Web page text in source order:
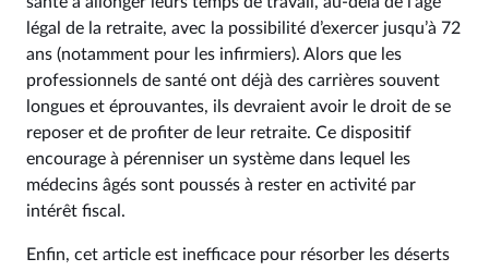
légal de la retraite, avec la possibilité d’exercer jusqu’à 72
ans (notamment pour les infirmiers). Alors que les
professionnels de santé ont déjà des carrières souvent
longues et éprouvantes, ils devraient avoir le droit de se
reposer et de profiter de leur retraite. Ce dispositif
encourage à pérenniser un système dans lequel les
médecins âgés sont poussés à rester en activité par
intérêt fiscal.
Enfin, cet article est inefficace pour résorber les déserts